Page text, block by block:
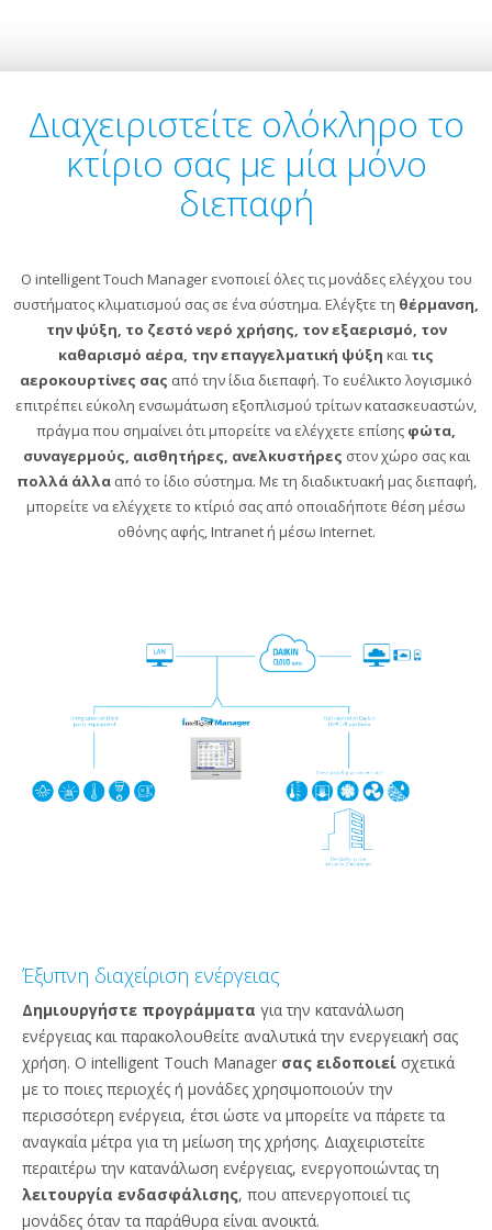
Διαχειριστείτε ολόκληρο το
κτίριο σας με μία μόνο
διεπαφή
Ο intelligent Touch Manager ενοποιεί όλες τις μονάδες ελέγχου του
συστήματος κλιματισμού σας σε ένα σύστημα. Ελέγξτε τη θέρμανση,
την ψύξη, το ζεστό νερό χρήσης, τον εξαερισμό, τον
καθαρισμό αέρα, την επαγγελματική ψύξη και τις
αεροκουρτίνες σας από την ίδια διεπαφή. Το ευέλικτο λογισμικό
επιτρέπει εύκολη ενσωμάτωση εξοπλισμού τρίτων κατασκευαστών,
πράγμα που σημαίνει ότι μπορείτε να ελέγχετε επίσης φώτα,
συναγερμούς, αισθητήρες, ανελκυστήρες στον χώρο σας και
πολλά άλλααπό το ίδιο σύστημα. Με τη διαδικτυακή μας διεπαφή,
μπορείτε να ελέγχετε το κτίριό σας από οποιαδήποτε θέση μέσω
οθόνης αφής, Intranet ή μέσω Internet.
Έξυπνη διαχείριση ενέργειας
Δημιουργήστε προγράμματα για την κατανάλωση
ενέργειας και παρακολουθείτε αναλυτικά την ενεργειακή σας
χρήση. Ο intelligent Touch Manager σας ειδοποιεί σχετικά
με το ποιες περιοχές ή μονάδες χρησιμοποιούν την
περισσότερη ενέργεια, έτσι ώστε να μπορείτε να πάρετε τα
αναγκαία μέτρα για τη μείωση της χρήσης. Διαχειριστείτε
περαιτέρω την κατανάλωση ενέργειας, ενεργοποιώντας τη
λειτουργία ενδασφάλισης, που απενεργοποιεί τις
μονάδες όταν τα παράθυρα είναι ανοικτά.